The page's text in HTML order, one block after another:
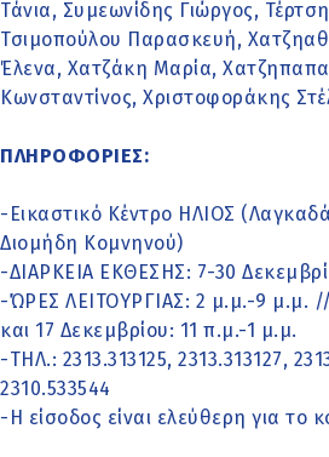
Τάνια, Συμεωνίδης Γιώργος,
Τσιμοπούλου Παρασκευή,
Έλενα, Χατζάκη Μαρία,
Κωνσταντίνος, Χριστοφοράκης
ΠΛΗΡΟΦΟΡΙΕΣ:
-Εικαστικό Κέντρο ΗΛΙΟΣ
Διομήδη Κομνηνού)
-ΔΙΑΡΚΕΙΑ ΕΚΘΕΣΗΣ: 7-30
-ΏΡΕΣ ΛΕΙΤΟΥΡΓΙΑΣ: 2 μ.μ.-9 μ.μ.
και 17 Δεκεμβρίου: 11 π.μ.-1 μ.μ.
-ΤΗΛ.: 2313.313125, 2313.313127,
2310.533544
-Η είσοδος είναι ελεύθερη για το